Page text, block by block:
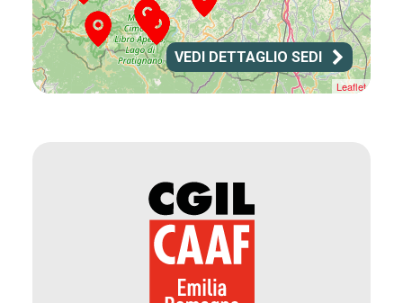
Leaflet
VEDI DETTAGLIO SEDI